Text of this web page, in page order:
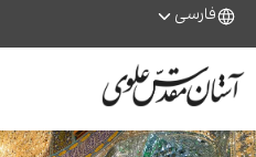
فارسی